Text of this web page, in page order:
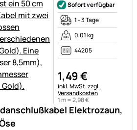
Elektrozaun,
Sofort verfügbar
1 - 3 Tage
0,01 kg
44205
1,49€
Steuerhinweis:
inkl. MwSt.zzgl.
Versandkosten
1 m =2,98€